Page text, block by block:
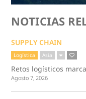
NOTICIAS
SUPPLY CHAIN
Logística Asia
Retos logísticos
Agosto 7, 2026